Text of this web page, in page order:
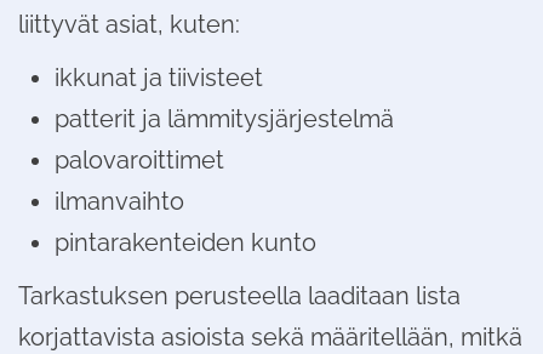
liittyvät asiat, kuten:
ikkunat ja tiivisteet
patterit ja lämmitysjärjestelmä
palovaroittimet
ilmanvaihto
pintarakenteiden kunto
Tarkastuksen perusteella laaditaan lista
korjattavista asioista sekä määritellään, mitkä